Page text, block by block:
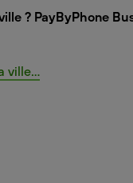
? PayByPhone
ville...